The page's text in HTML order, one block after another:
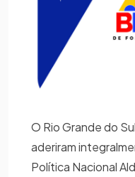
O Rio Grande do
aderiram
Política Nacional